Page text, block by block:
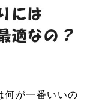
何が一番いいの